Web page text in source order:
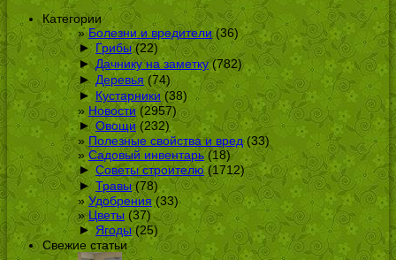
Категории
Болезни и вредители(36)
► Грибы(22)
► Дачнику на заметку(782)
► Деревья (74)
► Кустарники (38)
Новости (2957)
► Овощи(232)
Полезные свойства и вред(33)
Садовый инвентарь(18)
► Советы строителю(1712)
► Травы(78)
Удобрения(33)
Цветы (37)
► Ягоды(25)
Свежие статьи